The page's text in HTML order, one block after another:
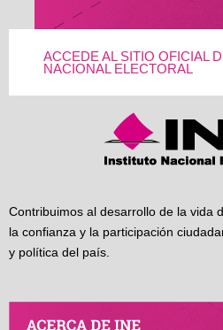
ACCEDE AL SITIO OFICIAL
NACIONAL ELECTORAL
Contribuimos al desarrollo de la vida
la confianza y la participación
y política del país.